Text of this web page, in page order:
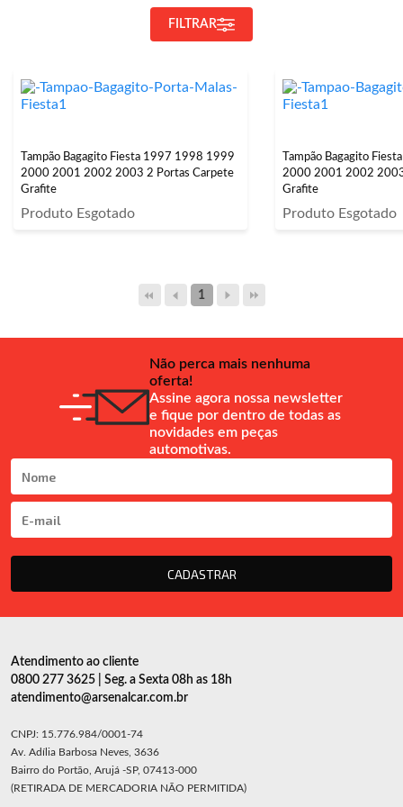
FILTRAR
Tampão Bagagito Fiesta 1997 1998 1999
2000 2001 2002 2003 2 Portas Carpete
Grafite
Produto Esgotado
Tampão Bagagito
2000 2001 2002
Grafite
Produto Esgotado
1
Não perca mais nenhuma
oferta!
Assine agora nossa newsletter
e fique por dentro de todas as
novidades em peças
automotivas.
CADASTRAR
Atendimento ao cliente
0800 277 3625 | Seg. a Sexta 08h as 18h
atendimento@arsenalcar.com.br
CNPJ: 15.776.984/0001-74
Av. Adília Barbosa Neves, 3636
Bairro do Portão, Arujá -SP, 07413-000
(RETIRADA DE MERCADORIA NÃO PERMITIDA)